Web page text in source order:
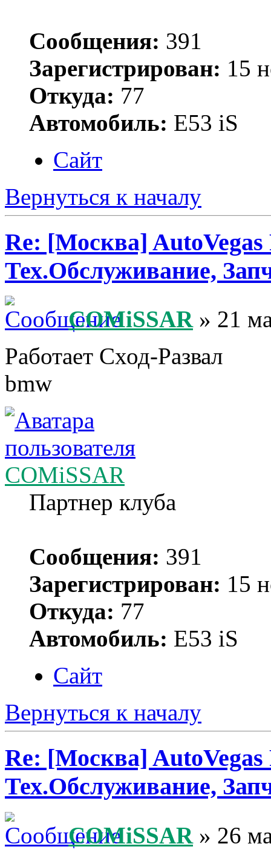
Сообщения: 391
Зарегистрирован: 15
Откуда: 77
Автомобиль: Е53 iS
Сайт
Вернуться к началу
Re: [Москва]
Тех.Обслуживание,
COMiSSAR» 21
Работает Сход-Развал
bmw
COMiSSAR
Партнер клуба
Сообщения: 391
Зарегистрирован: 15
Откуда: 77
Автомобиль: Е53 iS
Сайт
Вернуться к началу
Re: [Москва]
Тех.Обслуживание,
COMiSSAR» 26